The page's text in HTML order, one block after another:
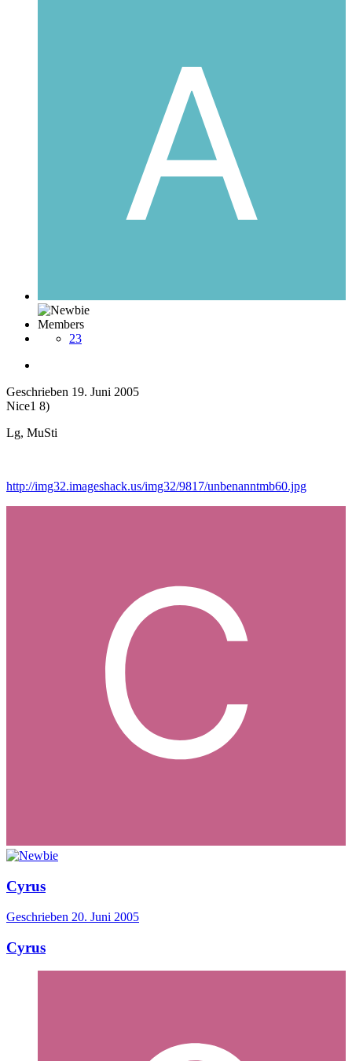
Members
23
Geschrieben 19. Juni 2005
Nice1 8)
Lg, MuSti
http://img32.imageshack.us/img32/9817/unbenanntmb60.jpg
Cyrus
Geschrieben 20. Juni 2005
Cyrus